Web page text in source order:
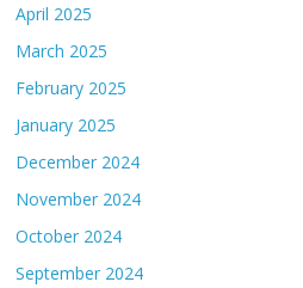
April 2025
March 2025
February 2025
January 2025
December 2024
November 2024
October 2024
September 2024